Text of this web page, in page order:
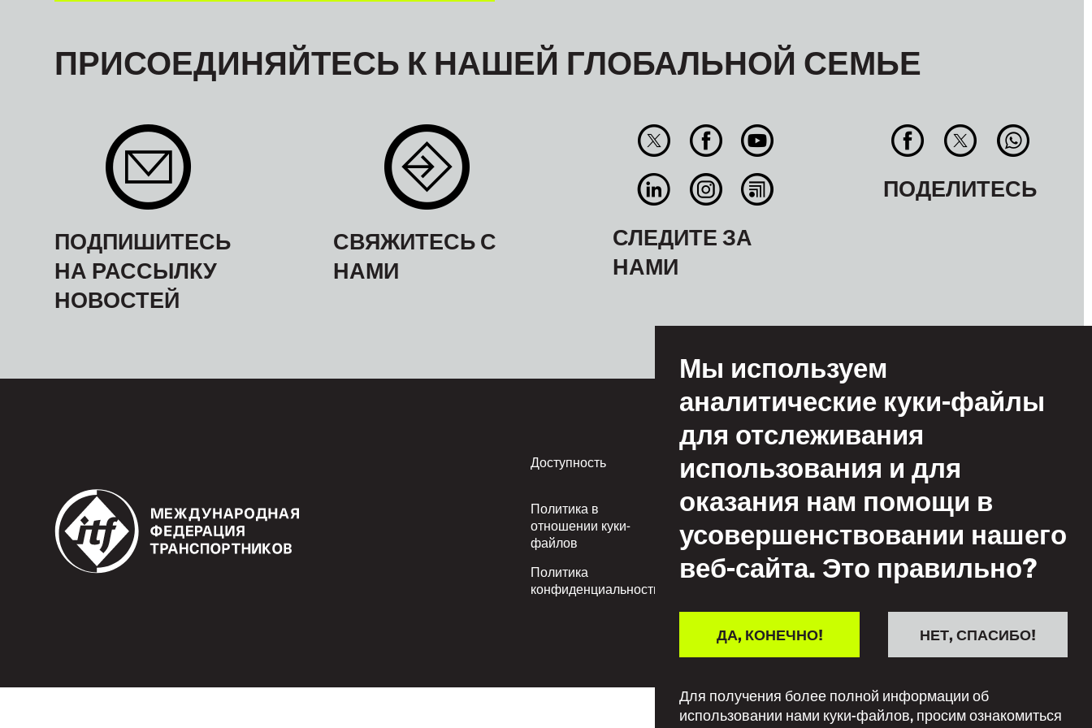
ПРИСОЕДИНЯЙТЕСЬ К НАШЕЙ ГЛОБАЛЬНОЙ СЕМЬЕ
ПОДПИШИТЕСЬ
НА РАССЫЛКУ
НОВОСТЕЙ
СВЯЖИТЕСЬ С
НАМИ
СЛЕДИТЕ ЗА
НАМИ
ПОДЕЛИТЕСЬ
Footer
Доступность
Условия
пользования
Политика в
отношении куки-
файлов
Приемлемое
Политика
конфиденциальности
Политика взаимного
Мы используем
аналитические куки-файлы
для отслеживания
использования и для
оказания нам помощи в
усовершенствовании нашего
веб-сайта. Это правильно?
НЕТ, СПАСИБО!
ДА, КОНЕЧНО!
Для получения более полной информации об
использовании нами куки-файлов, просим ознакомиться